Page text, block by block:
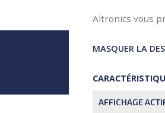
Altronics vous
MASQUER LA
AFFICHAGE